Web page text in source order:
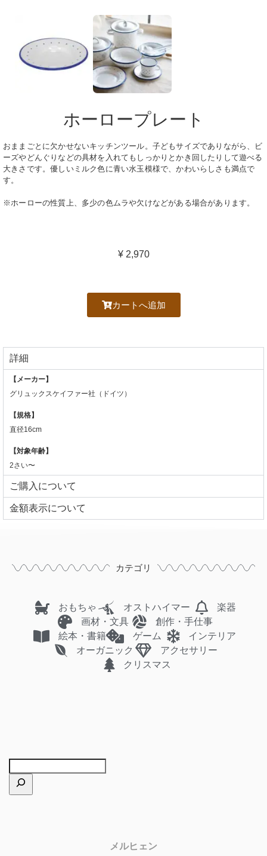
ホーロープレート
おままごとに欠かせないキッチンツール。子どもサイズでありながら、ビ
ーズやどんぐりなどの具材を入れてもしっかりとかき回したりして遊べる
大きさです。優しいミルク色に青い水玉模様で、かわいらしさも満点で
す。
※ホーローの性質上、多少の色ムラや欠けなどがある場合があります。
¥ 2,970
カートへ追加
詳細
【メーカー】
グリュックスケイファー社（ドイツ）
【規格】
直径16cm
【対象年齢】
2さい〜
ご購入について
⾦額表⽰について
カテゴリ
おもちゃ オストハイマー
楽器
画材・文具
創作・手仕事
絵本・書籍
ゲーム
インテリア
オーガニック
アクセサリー
クリスマス
メルヒェン